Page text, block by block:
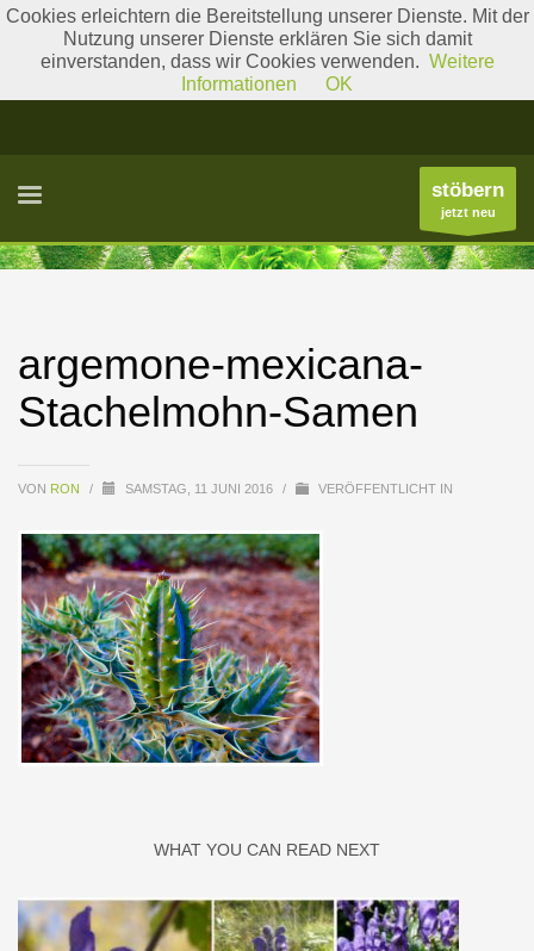
Literatur Gattungslisten
stöbern
jetzt neu
argemone-mexicana-
Stachelmohn-Samen
VON RON / SAMSTAG, 11 JUNI 2016 / VERÖFFENTLICHT IN
WHAT YOU CAN READ NEXT
Cookies erleichtern die Bereitstellung unserer Dienste. Mit der
Nutzung unserer Dienste erklären Sie sich damit
einverstanden, dass wir Cookies verwenden. Weitere
Informationen
OK